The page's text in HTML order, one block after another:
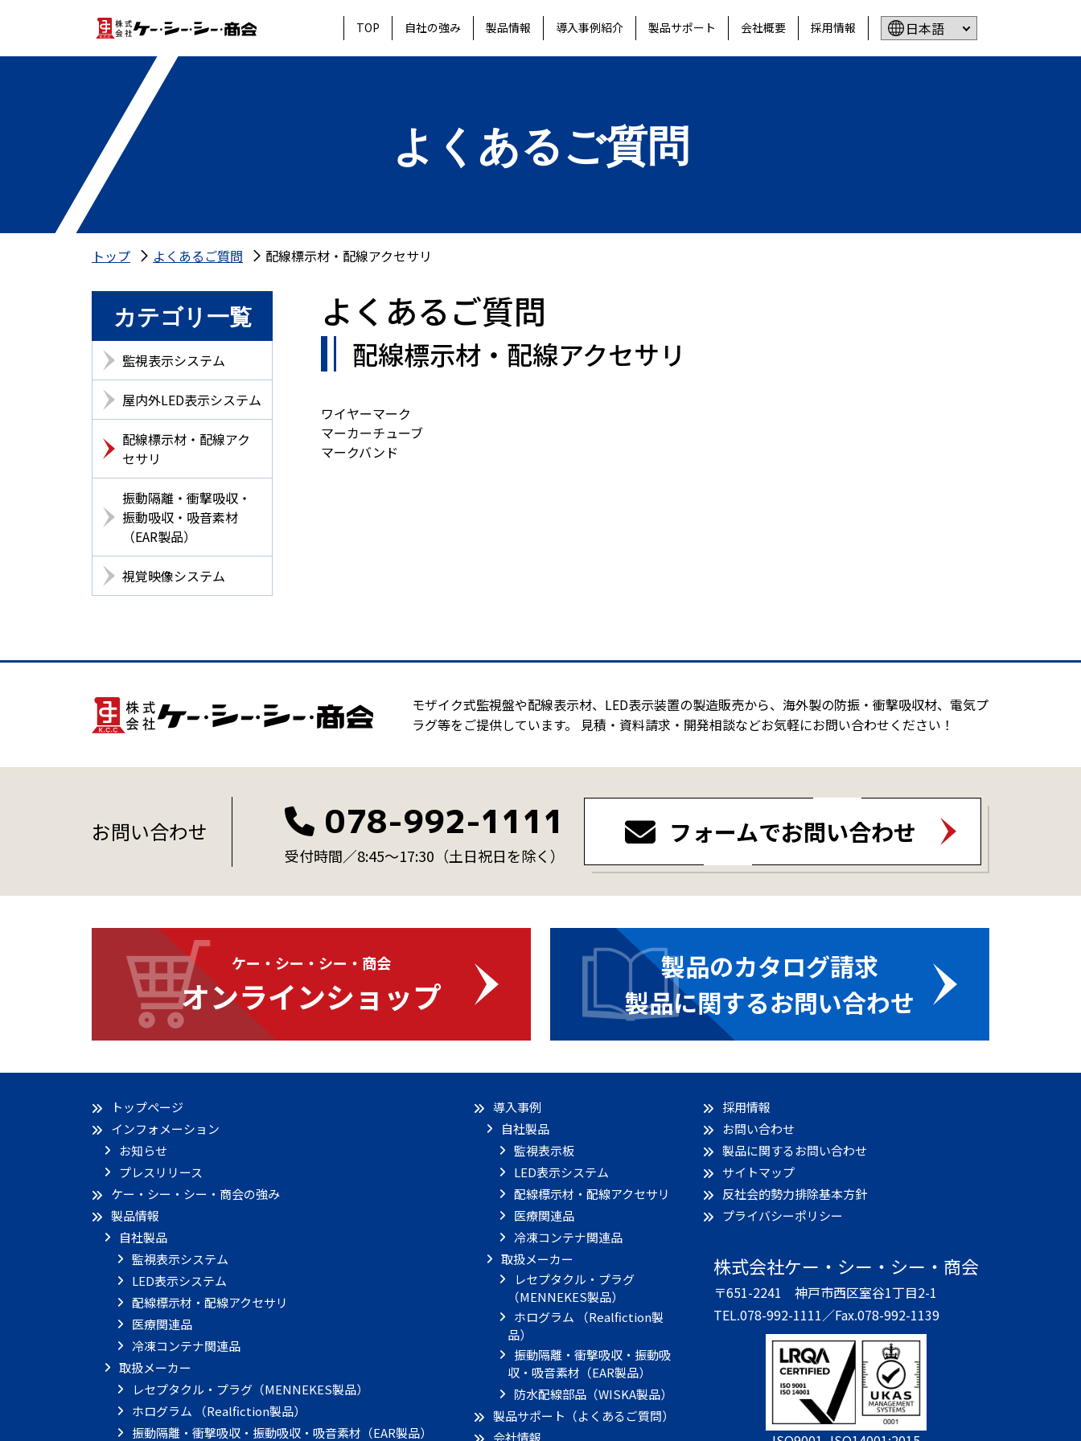
TOP 自社の強み 製品情報 導入事例紹介 製品サポート 会社概要 採用情報
よくあるご質問
トップ よくあるご質問 配線標示材・配線アクセサリ
よくあるご質問
配線標示材・配線アクセサリ
ワイヤーマーク
マーカーチューブ
マークバンド
カテゴリ一覧
監視表示システム
屋内外LED表示システム
配線標示材・配線アク
セサリ
振動隔離・衝撃吸収・
振動吸収・吸音素材
（EAR製品）
視覚映像システム
モザイク式監視盤や配線表示材、LED表示装置の製造販売から、海外製の防振・衝撃吸収材、電気プ
ラグ等をご提供しています。 見積・資料請求・開発相談などお気軽にお問い合わせください！
お問い合わせ 078-992-1111
受付時間／8:45～17:30 （土日祝日を除く）
フォームでお問い合わせ
ケー・シー・シー・商会
オンラインショップ
製品のカタログ請求
製品に関するお問い合わせ
トップページ
インフォメーション
お知らせ
プレスリリース
ケー・シー・シー・商会の強み
製品情報
自社製品
監視表示システム
LED表示システム
配線標示材・配線アクセサリ
医療関連品
冷凍コンテナ関連品
取扱メーカー
レセプタクル・プラグ（MENNEKES製品）
ホログラム （Realfiction製品）
振動隔離・衝撃吸収・振動吸収・吸音素材（EAR製品）
導入事例
自社製品
監視表示板
LED表示システム
配線標示材・配線アクセサリ
医療関連品
冷凍コンテナ関連品
取扱メーカー
レセプタクル・プラグ
（MENNEKES製品）
ホログラム （Realfiction製
品）
振動隔離・衝撃吸収・振動吸
収・吸音素材（EAR製品）
防水配線部品（WISKA製品）
製品サポート（よくあるご質問）
会社情報
採用情報
お問い合わせ
製品に関するお問い合わせ
サイトマップ
反社会的勢力排除基本方針
プライバシーポリシー
株式会社ケー・シー・シー・商会
〒651-2241 神戸市西区室谷1丁目2-1
TEL.078-992-1111／Fax.078-992-1139